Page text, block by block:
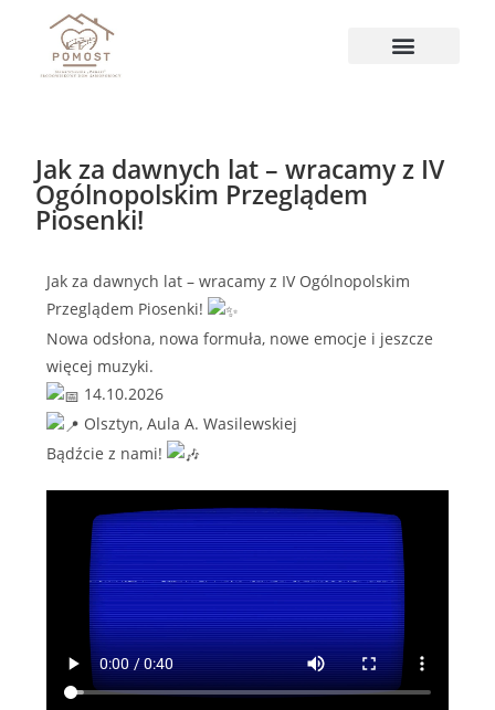
Jak za dawnych lat – wracamy z IV
Ogólnopolskim Przeglądem
Piosenki!
Jak za dawnych lat – wracamy z IV Ogólnopolskim
Przeglądem Piosenki!
Nowa odsłona, nowa formuła, nowe emocje i jeszcze
więcej muzyki.
14.10.2026
Olsztyn, Aula A. Wasilewskiej
Bądźcie z nami!